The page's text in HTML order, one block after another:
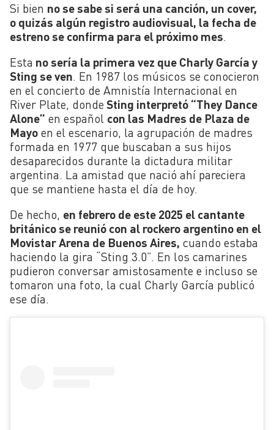
Si bien no se sabe si será una canción, un cover,
o quizás algún registro audiovisual, la fecha de
estreno se confirma para el próximo mes.
Esta no sería la primera vez que Charly García y
Sting se ven. En 1987 los músicos se conocieron
en el concierto de Amnistía Internacional en
River Plate, donde Sting interpretó “They Dance
Alone” en español con las Madres de Plaza de
Mayo en el escenario, la agrupación de madres
formada en 1977 que buscaban a sus hijos
desaparecidos durante la dictadura militar
argentina. La amistad que nació ahí pareciera
que se mantiene hasta el día de hoy.
De hecho, en febrero de este 2025 el cantante
británico se reunió con al rockero argentino en el
Movistar Arena de Buenos Aires, cuando estaba
haciendo la gira “Sting 3.0”. En los camarines
pudieron conversar amistosamente e incluso se
tomaron una foto, la cual Charly García publicó
ese día.